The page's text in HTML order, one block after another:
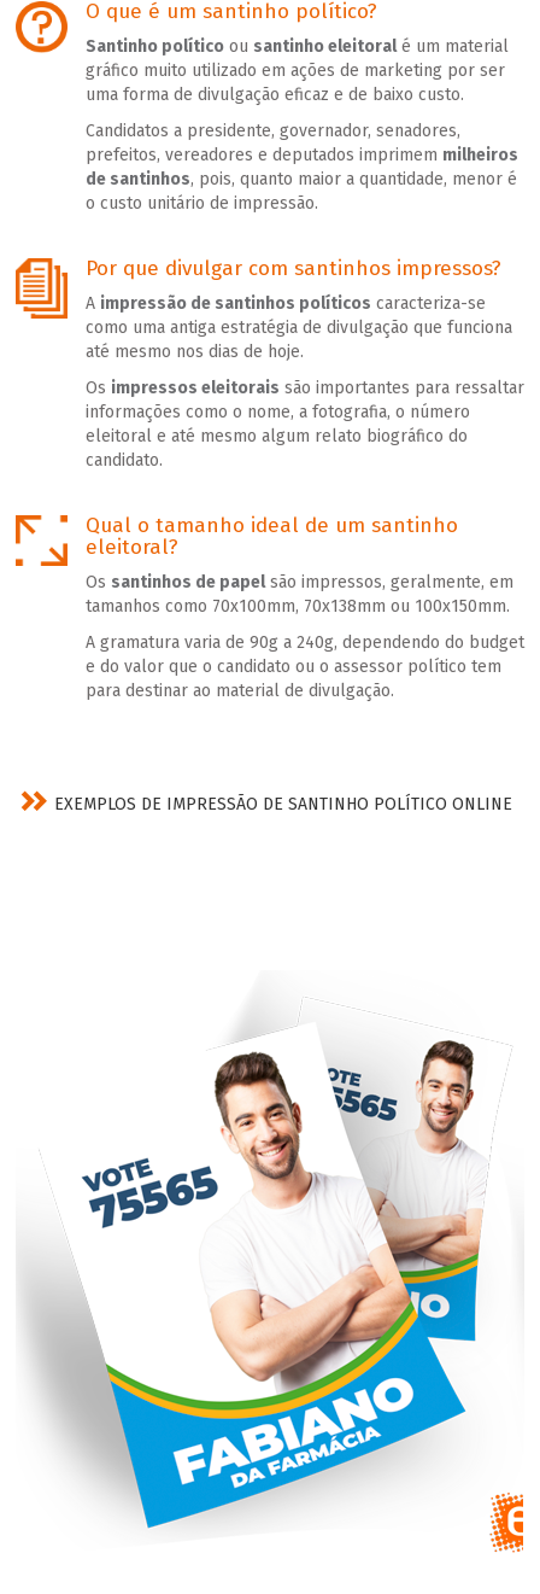
O que é um santinho político?
Santinho políticoou santinho eleitoralé um material
gráfico muito utilizado em ações de marketing por ser
uma forma de divulgação eficaz e de baixo custo.
Candidatos a presidente, governador, senadores,
prefeitos, vereadores e deputados imprimem milheiros
de santinhos, pois, quanto maior a quantidade, menor é
o custo unitário de impressão.
Por que divulgar com santinhos impressos?
A impressão de santinhos políticos caracteriza-se
como uma antiga estratégia de divulgação que funciona
até mesmo nos dias de hoje.
Os impressos eleitorais são importantes para ressaltar
informações como o nome, a fotografia, o número
eleitoral e até mesmo algum relato biográfico do
candidato.
Qual o tamanho ideal de um santinho
eleitoral?
Os santinhos de papelsão impressos, geralmente, em
tamanhos como 70x100mm, 70x138mm ou 100x150mm.
A gramatura varia de 90g a 240g, dependendo do budget
e do valor que o candidato ou o assessor político tem
para destinar ao material de divulgação.
EXEMPLOS DE IMPRESSÃO DE SANTINHO POLÍTICO ONLINE